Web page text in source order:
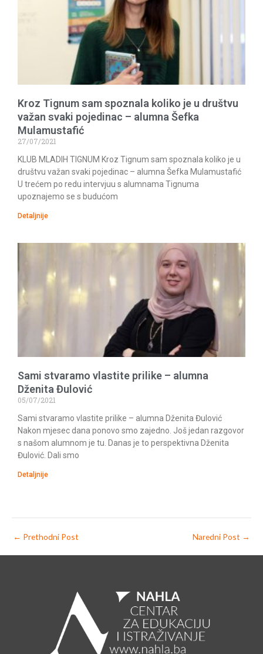
Kroz Tignum sam spoznala koliko je u društvu
važan svaki pojedinac – alumna Šefka
Mulamustafić
27/07/2021
KLUB MLADIH TIGNUM Kroz Tignum sam spoznala koliko je u
društvu važan svaki pojedinac – alumna Šefka Mulamustafić
U trećem po redu intervjuu s alumnama Tignuma
upoznajemo se s budućom
Detaljnije
Sami stvaramo vlastite prilike – alumna
Dženita Đulović
05/07/2021
Sami stvaramo vlastite prilike – alumna Dženita Đulović
Nakon mjesec dana ponovo smo zajedno. Još jedan razgovor
s našom alumnom je tu. Danas je to perspektivna Dženita
Đulović. Dali smo
Detaljnije
← Prethodni Post Naredni Post →